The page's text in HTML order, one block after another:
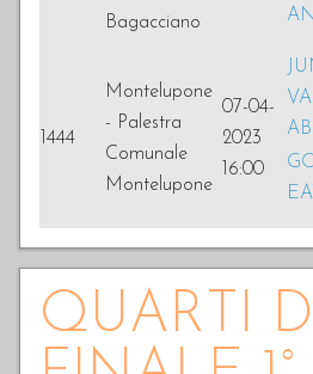
Bagacciano
1444
Montelupone
- Palestra
Comunale
Montelupone
07-04-
2023
16:00
QUARTI